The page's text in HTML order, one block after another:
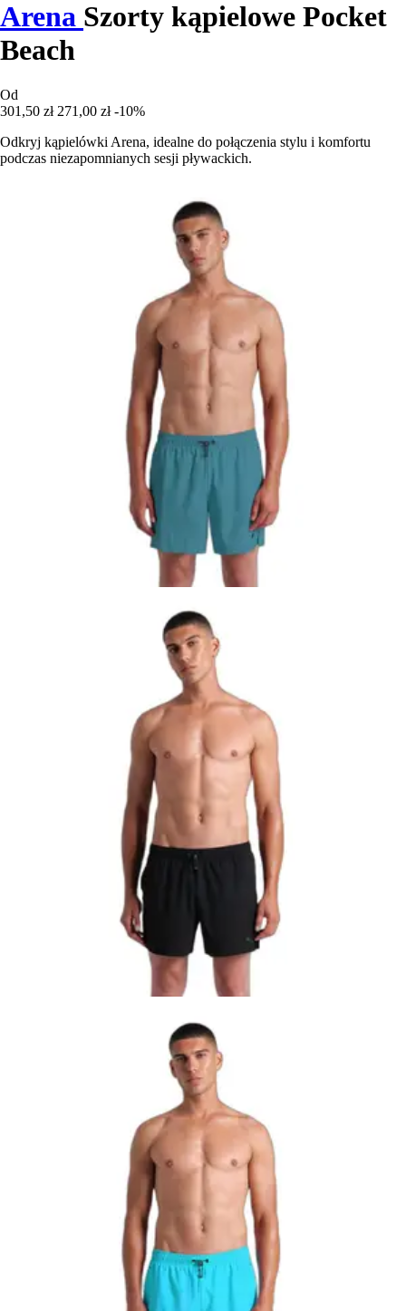
Arena Szorty kąpielowe Pocket
Beach
Od
301,50 zł 271,00 zł -10%
Odkryj kąpielówki Arena, idealne do połączenia stylu i komfortu
podczas niezapomnianych sesji pływackich.